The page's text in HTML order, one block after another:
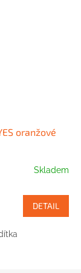
oranžové
Skladem
DETAIL